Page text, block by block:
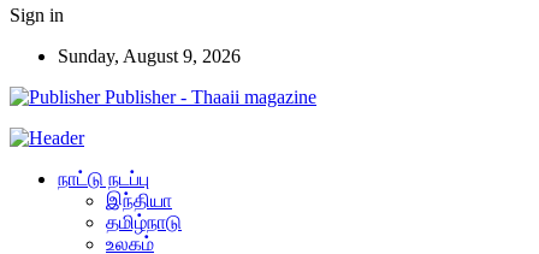
Sign in
Sunday, August 9, 2026
Publisher - Thaaii magazine
நாட்டு நடப்பு
இந்தியா
தமிழ்நாடு
உலகம்